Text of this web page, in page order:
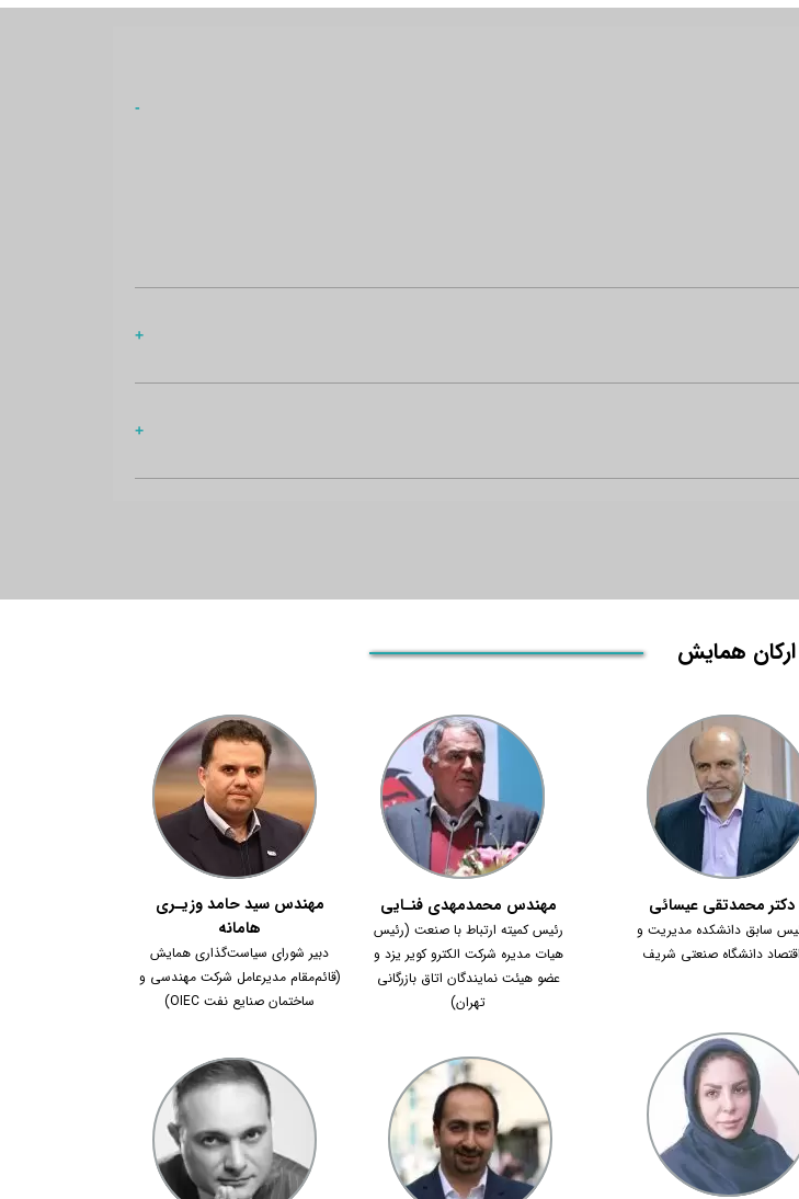
ارکان همایش
دکتر محمدتقی عیسائی
سابق دانشکده مدیریت و
اقتصاد دانشگاه صنعتی شریف
مهندس محمدمهدی فنـایی
رئیس کمیته ارتباط با صنعت (رئیس
هیات مدیره شرکت الکترو کویر یزد و
عضو هیئت نمایندگان اتاق بازرگانی
تهران)
مهندس سید حامد وزیـری
هامانه
دبیر شورای سیاست‌گذاری همایش
(قائم‌مقام مدیرعامل شرکت مهندسی و
ساختمان صنایع نفت OIEC)